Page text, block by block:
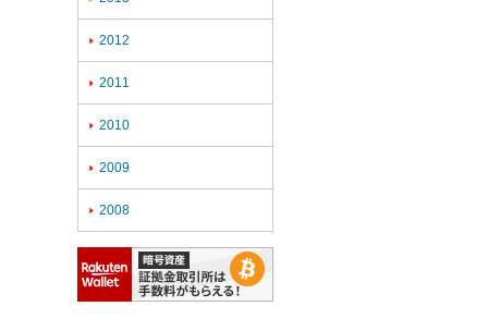
 2012
 2011
 2010
 2009
 2008